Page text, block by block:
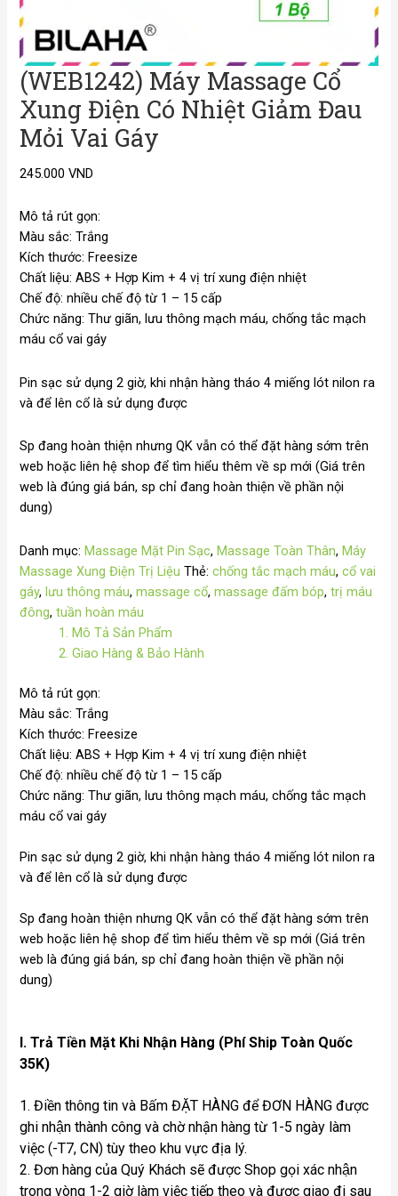
(WEB1242) Máy Massage Cổ
Xung Điện Có Nhiệt Giảm Đau
Mỏi Vai Gáy
245.000VND
Mô tả rút gọn:
Màu sắc: Trắng
Kích thước: Freesize
Chất liệu: ABS + Hợp Kim + 4 vị trí xung điện nhiệt
Chế độ: nhiều chế độ từ 1 – 15 cấp
Chức năng: Thư giãn, lưu thông mạch máu, chống tắc mạch
máu cổ vai gáy
Pin sạc sử dụng 2 giờ, khi nhận hàng tháo 4 miếng lót nilon ra
và để lên cổ là sử dụng được
Sp đang hoàn thiện nhưng QK vẫn có thể đặt hàng sớm trên
web hoặc liên hệ shop để tìm hiểu thêm về sp mới (Giá trên
web là đúng giá bán, sp chỉ đang hoàn thiện về phần nội
dung)
Danh mục:Massage Mặt Pin Sạc,Massage Toàn Thân,Máy
Massage Xung Điện Trị Liệu Thẻ:chống tắc mạch máu,cổ vai
gáy,lưu thông máu,massage cổ,massage đấm bóp,trị máu
đông,tuần hoàn máu
1. Mô Tả Sản Phẩm
2. Giao Hàng & Bảo Hành
Mô tả rút gọn:
Màu sắc: Trắng
Kích thước: Freesize
Chất liệu: ABS + Hợp Kim + 4 vị trí xung điện nhiệt
Chế độ: nhiều chế độ từ 1 – 15 cấp
Chức năng: Thư giãn, lưu thông mạch máu, chống tắc mạch
máu cổ vai gáy
Pin sạc sử dụng 2 giờ, khi nhận hàng tháo 4 miếng lót nilon ra
và để lên cổ là sử dụng được
Sp đang hoàn thiện nhưng QK vẫn có thể đặt hàng sớm trên
web hoặc liên hệ shop để tìm hiểu thêm về sp mới (Giá trên
web là đúng giá bán, sp chỉ đang hoàn thiện về phần nội
dung)
I. Trả Tiền Mặt Khi Nhận Hàng (Phí Ship Toàn Quốc
35K)
1. Điền thông tin và Bấm ĐẶT HÀNG để ĐƠN HÀNG được
ghi nhận thành công và chờ nhận hàng từ 1-5 ngày làm
việc (-T7, CN) tùy theo khu vực địa lý.
2. Đơn hàng của Quý Khách sẽ được Shop gọi xác nhận
trong vòng 1-2 giờ làm việc tiếp theo và được giao đi sau